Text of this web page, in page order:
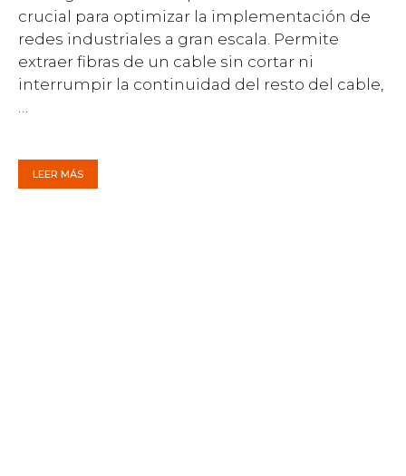
crucial para optimizar la implementación de
redes industriales a gran escala. Permite
extraer fibras de un cable sin cortar ni
interrumpir la continuidad del resto del cable,
LEER MÁS